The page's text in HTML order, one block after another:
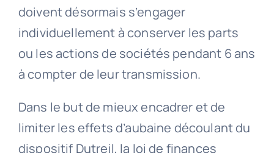
doivent désormais s’engager
individuellement à conserver les parts
ou les actions de sociétés pendant 6 ans
à compter de leur transmission.
Dans le but de mieux encadrer et de
limiter les effets d’aubaine découlant du
dispositif Dutreil, la loi de finances